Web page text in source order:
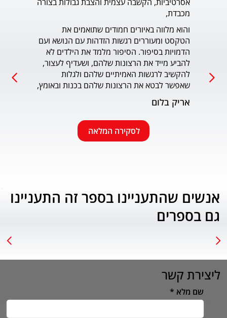
אסרטיביות, הקשבה עצמית והצבת גבולות בצורה
מכבדת,
והוא מלווה באיורים חמודים שתואמים את
הדמויות בסיפור. הסיפור מלמד את הילדים לא
להקשיב לרגשות האמיתיים שלהם ולגלות
ורגשית בגובה העיניים של הילדים. מומלץ בחום.
אריק בלום
לסקירה המלאה
אנשים שהתעניינו בספר זה התעניינו
גם בספרים
ליצירת קשר
שם מלא